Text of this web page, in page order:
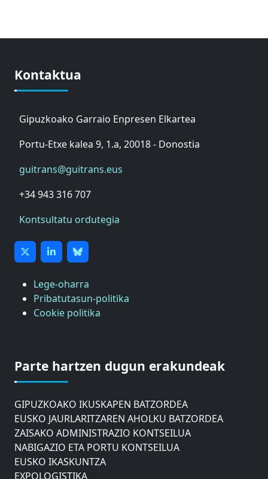
Kontaktua
Gipuzkoako Garraio Enpresen Elkartea
Portu-Etxe kalea 9, 1.a, 20018 - Donostia
guitrans@guitrans.eus
+34 943 316 707
Kontsultatu ordutegia
Lege-oharra
Pribatutasun-politika
Cookie politika
Parte hartzen dugun erakundeak
GIPUZKOAKO MERKATARITZA GANBERA
DONOSTIAKO UDALEKO MUGIKORTASUNERAKO
AHOLKU BATZORDEA
GIPUZKOAKO IKUSKAPEN BATZORDEA
EUSKO JAURLARITZAREN AHOLKU BATZORDEA
ZAISAKO ADMINISTRAZIO KONTSEILUA
NABIGAZIO ETA PORTU KONTSEILUA
EUSKO IKASKUNTZA
EXPOLOGISTIKA